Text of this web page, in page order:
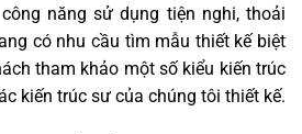
năng sử dụng tiện nghi, thoải
có nhu cầu tìm mẫu thiết kế biệt
tham khảo một số kiểu kiến trúc
kiến trúc sư của chúng tôi thiết kế.